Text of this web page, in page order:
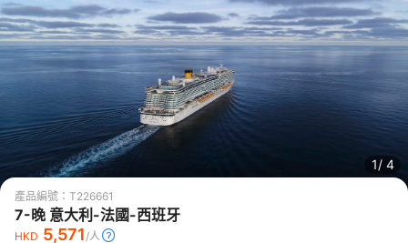
1/ 4
產品編號： T226661
7-晚 意大利-法國-西班牙
HKD 5,571/人